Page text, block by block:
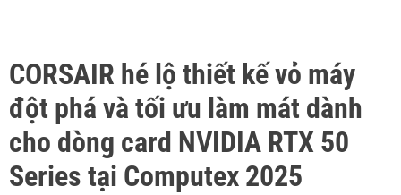
CORSAIR hé lộ thiết kế vỏ máy
đột phá và tối ưu làm mát dành
cho dòng card NVIDIA RTX 50
Series tại Computex 2025